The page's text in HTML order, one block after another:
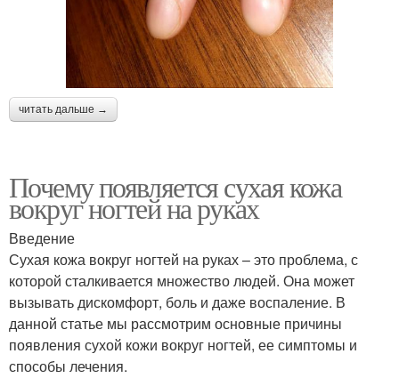
читать дальше →
Почему появляется сухая кожа
вокруг ногтей на руках
Введение
Сухая кожа вокруг ногтей на руках – это проблема, с
которой сталкивается множество людей. Она может
вызывать дискомфорт, боль и даже воспаление. В
данной статье мы рассмотрим основные причины
появления сухой кожи вокруг ногтей, ее симптомы и
способы лечения.